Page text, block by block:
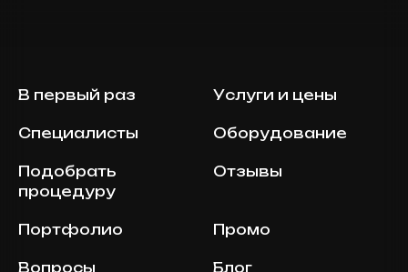
В первый раз Услуги и цены
Специалисты Оборудование
Подобрать
процедуру
Отзывы
Портфолио Промо
Вопросы Блог